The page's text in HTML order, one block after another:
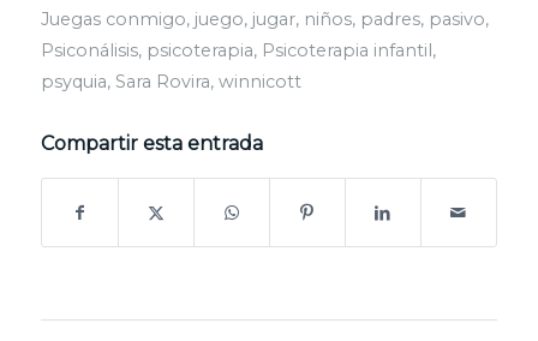
Juegas conmigo, juego, jugar, niños, padres, pasivo,
Psiconálisis, psicoterapia, Psicoterapia infantil,
psyquia, Sara Rovira, winnicott
Compartir esta entrada